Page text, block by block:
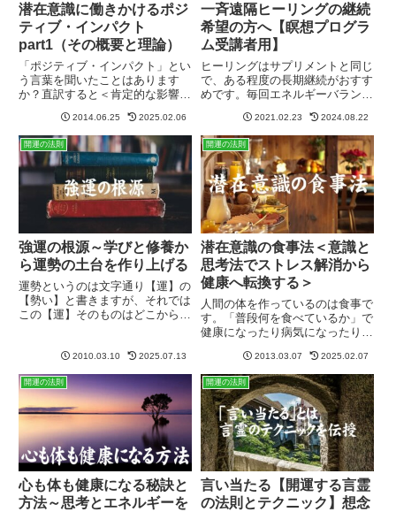
潜在意識に働きかけるポジ
ティブ・インパクト
part1（その概要と理論）
「ポジティブ・インパクト」とい
う言葉を聞いたことはあります
か？直訳すると＜肯定的な影響＞
効果＞みたいな感じですが、ここ
では私が開発実践し、かつ人を導
く時に使う「開運メソッド」の総
称とご理解ください。ポジティブ
イ...
2014.06.25 2025.02.06
一斉遠隔ヒーリングの継続
希望の方へ【瞑想プログラ
ム受講者用】
ヒーリングはサプリメントと同じ
で、ある程度の長期継続がおすす
めです。毎回エネルギーバランス
象エネルギーの付与、過去に外部
から受けたマイナスエネルギーの
浄化、自分で蓄積したマイナスエ
ネルギーの浄化等行っています。
2021.02.23 2024.08.22
開運の法則
強運の根源～学びと修養か
ら運勢の土台を作り上げる
運勢というのは文字通り【運】の
【勢い】と書きますが、それでは
この【運】そのものはどこから来
ありませんし、生まれた瞬間に全
ての人に平等に与えられているも
のでもありません。はっきりと
言...
2010.03.10 2025.07.13
開運の法則
潜在意識の食事法＜意識と
思考法でストレス解消から
健康へ転換する＞
人間の体を作っているのは食事で
す。「普段何を食べているか」で
健康になったり病気になったりす
分・食品添加物や農薬たっぷりの
食事、酸化した悪い油を日常的に
たくさん採れば、それだけ病気の
リスクは高まります。ストレス
も...
2013.03.07 2025.02.07
開運の法則
心も体も健康になる秘訣と
方法～思考とエネルギーを
開運の法則
言い当たる【開運する言霊
の法則とテクニック】想念